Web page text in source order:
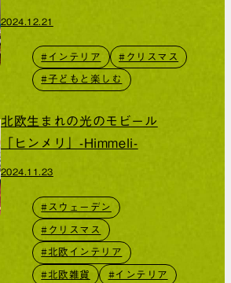
2024.12.21
#インテリア #クリスマス
#子どもと楽しむ
北欧生まれの光のモビール
「ヒンメリ」-Himmeli-
2024.11.23
#スウェーデン
#クリスマス
#北欧インテリア
#北欧雑貨 #インテリア